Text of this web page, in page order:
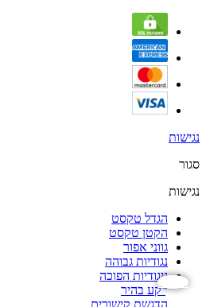
נגישות
נגישות
סגור
נגישות
הגדל טקסט
הקטן טקסט
גווני אפור
נגודיות גבוהה
ניגודיות הפוכה
רקע בהיר
הדגשת קישורים